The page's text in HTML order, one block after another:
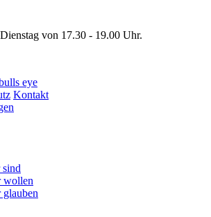
von 17.30 - 19.00 Uhr.
Kontakt
wollen